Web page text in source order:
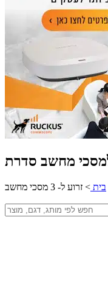
בית >